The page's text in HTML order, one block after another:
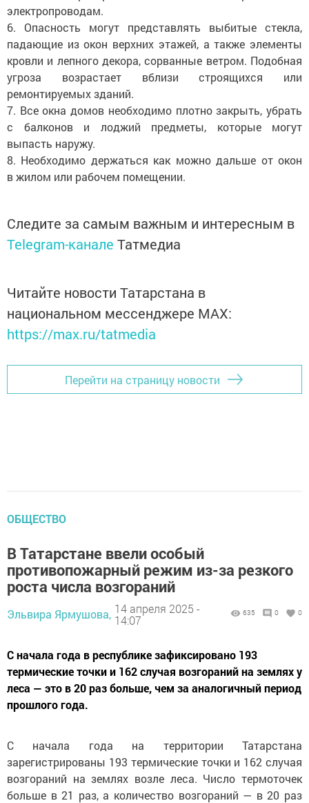
электропроводам.
6. Опасность могут представлять выбитые стекла,
падающие из окон верхних этажей, а также элементы
кровли и лепного декора, сорванные ветром. Подобная
угроза возрастает вблизи строящихся или
ремонтируемых зданий.
7. Все окна домов необходимо плотно закрыть, убрать
с балконов и лоджий предметы, которые могут
выпасть наружу.
8. Необходимо держаться как можно дальше от окон
в жилом или рабочем помещении.
Следите за самым важным и интересным в
Telegram-канале Татмедиа
Читайте новости Татарстана в
национальном мессенджере MАХ:
https://max.ru/tatmedia
Перейти на страницу новости
ОБЩЕСТВО
В Татарстане ввели особый
противопожарный режим из-за резкого
роста числа возгораний
Эльвира Ярмушова, 14 апреля 2025 -
14:07
635 0 0
С начала года в республике зафиксировано 193
термические точки и 162 случая возгораний на землях у
леса — это в 20 раз больше, чем за аналогичный период
прошлого года.
С начала года на территории Татарстана
зарегистрированы 193 термические точки и 162 случая
возгораний на землях возле леса. Число термоточек
больше в 21 раз, а количество возгораний — в 20 раз